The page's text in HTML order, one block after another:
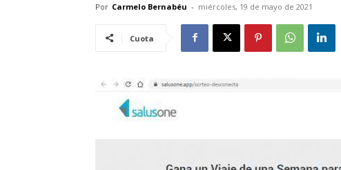
Por Carmelo Bernabéu - miércoles, 19 de mayo de 2021
Cuota